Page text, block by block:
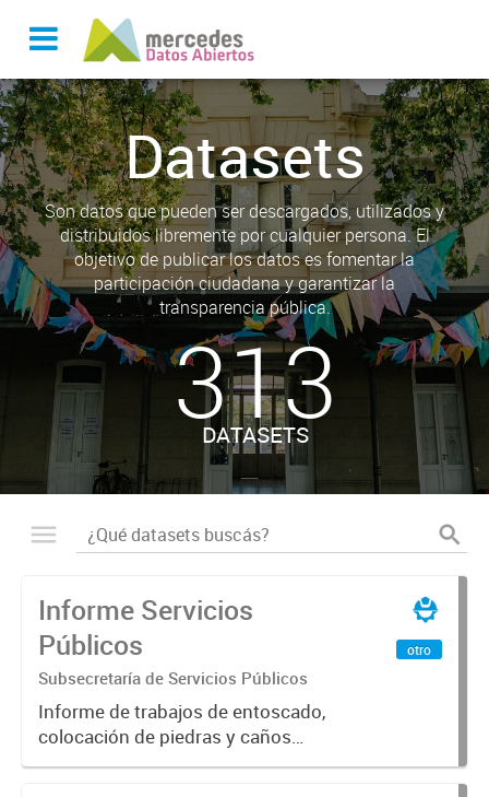
Datasets
Son datos que pueden ser descargados, utilizados y
distribuidos libremente por cualquier persona. El
objetivo de publicar los datos es fomentar la
participación ciudadana y garantizar la
transparencia pública.
313
DATASETS
Informe Servicios
Públicos
Subsecretaría de Servicios Públicos
Informe de trabajos de entoscado,
colocación de piedras y caños
(zanjeo - cruce de calles) Informe
otro